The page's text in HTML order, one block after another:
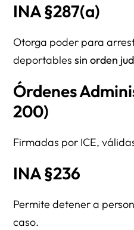
INA §287(a)
Otorga poder para
deportablessin orden
Órdenes
200)
Firmadas por ICE,
INA §236
Permite detener a
caso.